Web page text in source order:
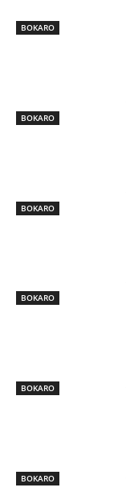
BOKARO
BOKARO
BOKARO
BOKARO
BOKARO
BOKARO